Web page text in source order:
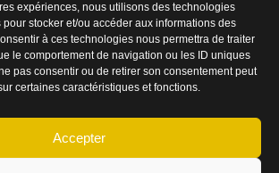
expériences, nous utilisons des technologies
stocker et/ou accéder aux informations des
à ces technologies nous permettra de traiter
le comportement de navigation ou les ID uniques
pas consentir ou de retirer son consentement peut
certaines caractéristiques et fonctions.
Accepter
–Mentions légales